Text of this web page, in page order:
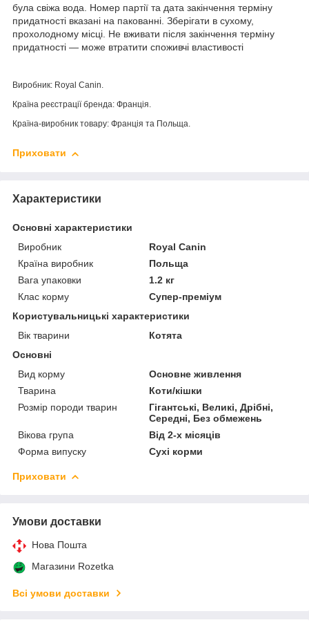
була свіжа вода. Номер партії та дата закінчення терміну
придатності вказані на пакованні. Зберігати в сухому,
прохолодному місці. Не вживати після закінчення терміну
придатності — може втратити споживчі властивості
Виробник: Royal Canin.
Країна реєстрації бренда: Франція.
Країна-виробник товару: Франція та Польща.
Приховати
Характеристики
Основні характеристики
Виробник
Royal Canin
Країна виробник
Польща
Вага упаковки
1.2 кг
Клас корму
Супер-преміум
Користувальницькі характеристики
Вік тварини
Котята
Основні
Вид корму
Основне живлення
Тварина
Коти/кішки
Розмір породи тварин
Гігантські, Великі, Дрібні,
Середні, Без обмежень
Вікова група
Від 2-х місяців
Форма випуску
Сухі корми
Приховати
Умови доставки
Нова Пошта
Магазини Rozetka
Всі умови доставки